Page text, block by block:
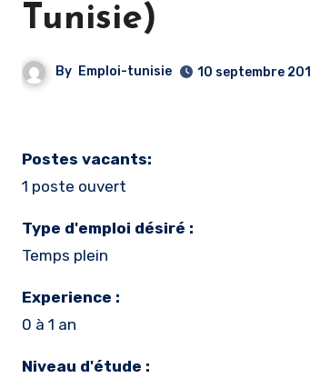
Tunisie)
By Emploi-tunisie 10 septembre
Postes vacants:
1 poste ouvert
Type d'emploi désiré :
Temps plein
Experience :
0 à 1 an
Niveau d'étude :